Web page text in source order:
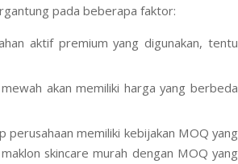
pada beberapa faktor:
aktif premium yang digunakan, tentu
akan memiliki harga yang berbeda
perusahaan memiliki kebijakan MOQ yang
skincare murah dengan MOQ yang